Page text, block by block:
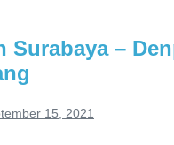
Surabaya –
15, 2021